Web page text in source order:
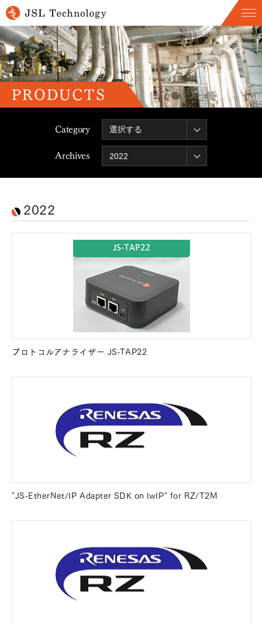
PRODUCTS
Category
Archives
2022
プロトコルアナライザー JS-TAP22
"JS-EtherNet/IP Adapter SDK on lwIP" for RZ/T2M